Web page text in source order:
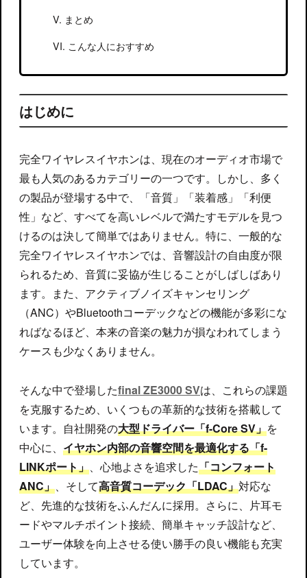
まとめ
こんな人におすすめ
はじめに
完全ワイヤレスイヤホンは、現在のオーディオ市場で
最も人気のあるカテゴリーの一つです。しかし、多く
の製品が登場する中で、「音質」「装着感」「利便
性」など、すべてを高いレベルで満たすモデルを見つ
けるのは決して簡単ではありません。特に、一般的な
完全ワイヤレスイヤホンでは、音響設計の自由度が限
られるため、音質に妥協が生じることがしばしばあり
ます。また、アクティブノイズキャンセリング
（ANC）やBluetoothコーデックなどの機能が多彩にな
ればなるほど、本来の音楽の魅力が損なわれてしまう
ケースも少なくありません。
そんな中で登場したfinal ZE3000 SVは、これらの課題
を克服するため、いくつもの革新的な技術を搭載して
います。自社開発の大型ドライバー「f-Core SV」を
中心に、 イヤホン内部の音響空間を最適化する「f-
LINKポート」、心地よさを追求した「コンフォート
ANC」、そして高音質コーデック「LDAC」対応な
ど、先進的な技術をふんだんに採用。さらに、片耳モ
ードやマルチポイント接続、簡単キャッチ設計など、
ユーザー体験を向上させる使い勝手の良い機能も充実
しています。